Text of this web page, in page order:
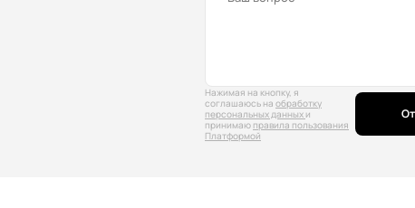
Нажимая на кнопку, я
соглашаюсь на обработку
персональных данных и
принимаю правила пользования
Платформой